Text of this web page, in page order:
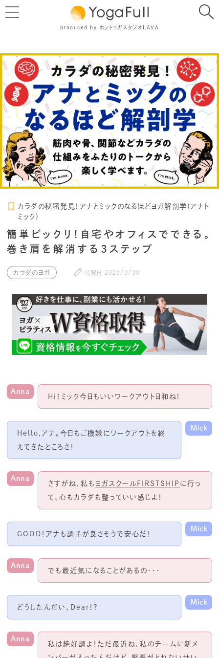
produced by ホットヨガスタジオLAVA
カラダの秘密発見！アナとミックのなるほどヨガ解剖学(アナト
ミック)
簡単ビックリ！自宅やオフィスでできる。
巻き肩を解消する3ステップ
カラダのヨガ 公開日 2025/3/30
Anna
Hi！ミック今日もいいワークアウト日和ね！
Hello,アナ。 今日もご機嫌にワークアウトを終
えてきたところさ！
Mick
Anna
さすがね、私も ヨガスクールFIRSTSHIP に行っ
て、心もカラダも整っていい感じよ！
GOOD！アナも調子が良さそうで安心だ！
Mick
Anna
でも最近気になることがあるの・・・
どうしたんだい、 Dear ！？
Mick
Anna
私は絶好調よ！ただ最近ね、私のチームに新メ